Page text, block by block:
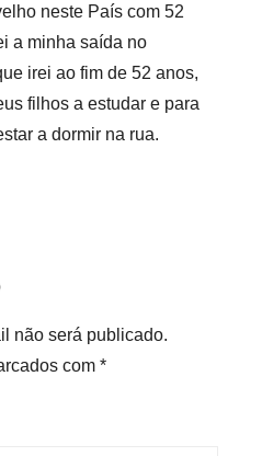
neste País com 52
a minha saída no
irei ao fim de 52 anos,
filhos a estudar e para
a dormir na rua.
não será publicado.
com *